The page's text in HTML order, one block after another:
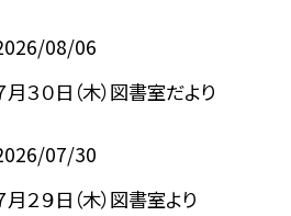
08/06
月３０日（木）図書室だより
07/30
月２９日（木）図書室より